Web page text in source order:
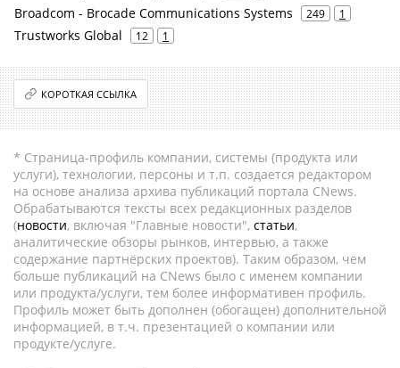
Broadcom - Brocade Communications Systems 249 1
Trustworks Global 12 1
КОРОТКАЯ ССЫЛКА
* Страница-профиль компании, системы (продукта или
услуги), технологии, персоны и т.п. создается редактором
на основе анализа архива публикаций портала CNews.
Обрабатываются тексты всех редакционных разделов
(новости, включая "Главные новости", статьи,
аналитические обзоры рынков, интервью, а также
содержание партнёрских проектов). Таким образом, чем
больше публикаций на CNews было с именем компании
или продукта/услуги, тем более информативен профиль.
Профиль может быть дополнен (обогащен) дополнительной
информацией, в т.ч. презентацией о компании или
продукте/услуге.